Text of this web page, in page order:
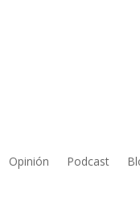
Opinión Podcast